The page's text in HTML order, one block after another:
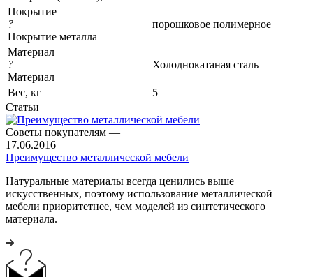
Покрытие
?
Покрытие металла
порошковое полимерное
Материал
?
Материал
Холоднокатаная сталь
Вес, кг
5
Статьи
Советы покупателям —
17.06.2016
Преимущество металлической мебели
Натуральные материалы всегда ценились выше
искусственных, поэтому использование металлической
мебели приоритетнее, чем моделей из синтетического
материала.